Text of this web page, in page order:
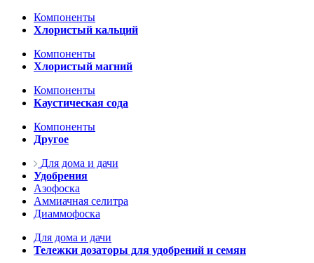
Компоненты
Хлористый кальций
Компоненты
Хлористый магний
Компоненты
Каустическая сода
Компоненты
Другое
Для дома и дачи
Удобрения
Азофоска
Аммиачная селитра
Диаммофоска
Для дома и дачи
Тележки дозаторы для удобрений и семян